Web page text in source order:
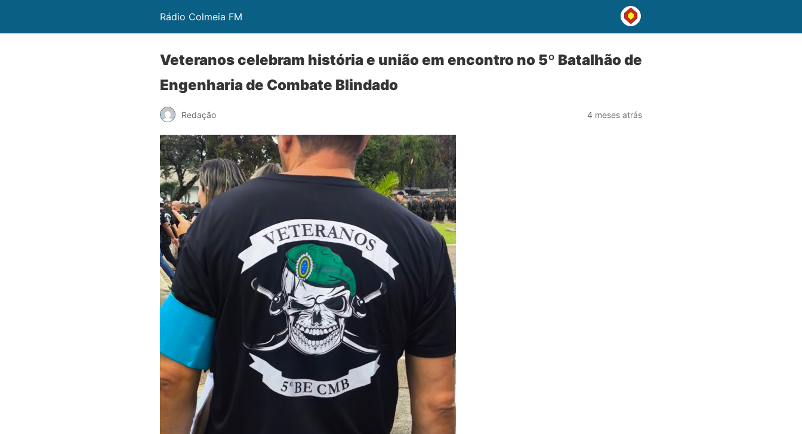
Rádio Colmeia FM
Veteranos celebram história e união em encontro no 5º Batalhão de
Engenharia de Combate Blindado
Redação 4 meses atrás